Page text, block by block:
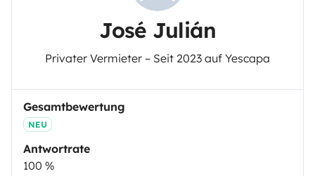
José Julián
Privater Vermieter – Seit 2023 auf Yescapa
Gesamtbewertung
NEU
Antwortrate
100 %